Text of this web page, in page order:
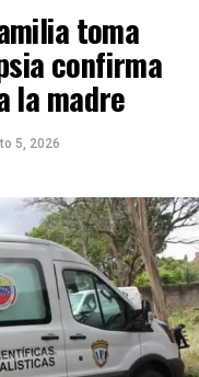
toma
confirma
la madre
5, 2026